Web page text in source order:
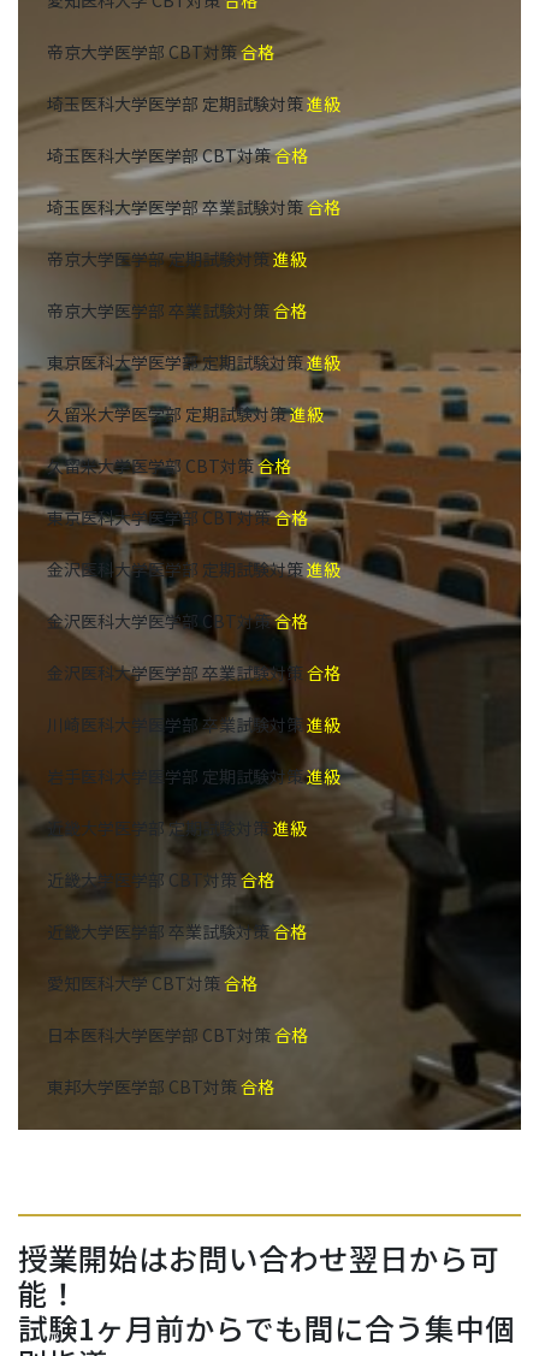
帝京大学医学部 CBT対策合格
埼玉医科大学医学部 定期試験対策進級
埼玉医科大学医学部 CBT対策合格
埼玉医科大学医学部 卒業試験対策合格
帝京大学医学部 定期試験対策進級
帝京大学医学部 卒業試験対策合格
東京医科大学医学部 定期試験対策進級
久留米大学医学部 定期試験対策進級
久留米大学医学部 CBT対策合格
東京医科大学医学部 CBT対策合格
金沢医科大学医学部 定期試験対策進級
金沢医科大学医学部 CBT対策合格
金沢医科大学医学部 卒業試験対策 合格
川崎医科大学医学部 卒業試験対策 進級
岩手医科大学医学部 定期試験対策進級
近畿大学医学部 定期試験対策 進級
近畿大学医学部 CBT対策合格
近畿大学医学部 卒業試験対策合格
愛知医科大学 CBT対策合格
日本医科大学医学部 CBT対策合格
東邦大学医学部 CBT対策合格
授業開始はお問い合わせ翌日から可
能！
試験1ヶ月前からでも間に合う集中個